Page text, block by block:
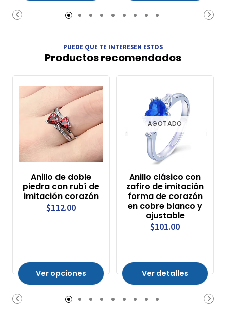
PUEDE QUE TE INTERESEN ESTOS
Productos recomendados
Anillo de doble
piedra con rubí de
imitación corazón
$112.00
Ver opciones
AGOTADO
Anillo clásico con
zafiro de imitación
forma de corazón
en cobre blanco y
ajustable
$101.00
Ver detalles